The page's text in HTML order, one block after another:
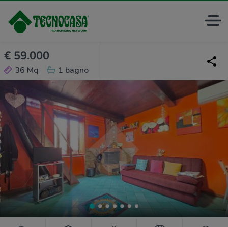
€ 59.000
36 Mq 1 bagno